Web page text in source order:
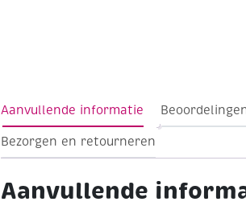
Aanvullende informatie
Bezorgen en retourneren
Aanvullende